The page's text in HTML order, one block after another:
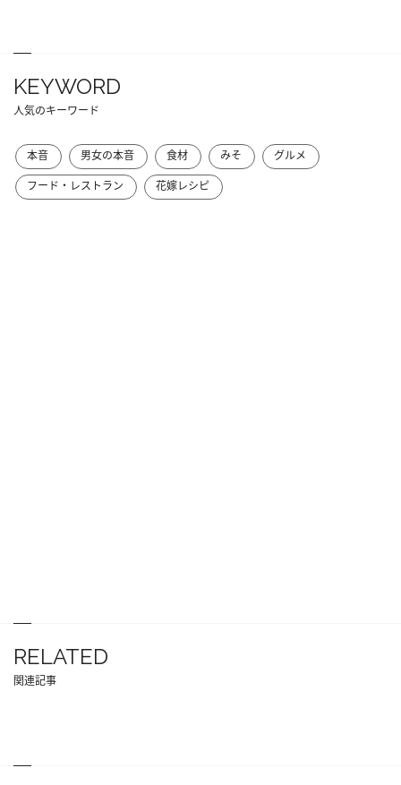
KEYWORD
人気のキーワード
本音 男女の本音 食材 みそ
グルメ
フード・レストラン
花嫁レシピ
RELATED
関連記事